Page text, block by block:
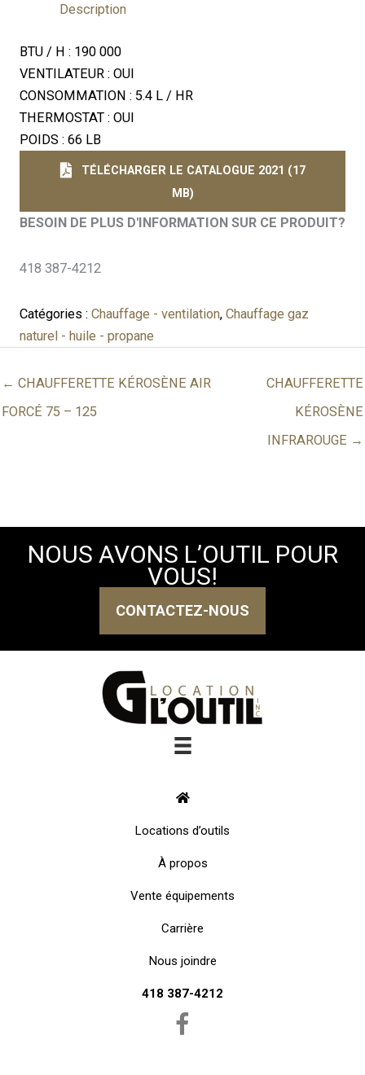
Description
BTU / H : 190 000
VENTILATEUR : OUI
CONSOMMATION : 5.4 L / HR
THERMOSTAT : OUI
POIDS : 66 LB
TÉLÉCHARGER LE CATALOGUE 2021 (17
MB)
BESOIN DE PLUS D'INFORMATION SUR CE PRODUIT?
418 387-4212
Catégories : Chauffage - ventilation, Chauffage gaz
naturel - huile - propane
← CHAUFFERETTE KÉROSÈNE AIR
FORCÉ 75 – 125
CHAUFFERETTE
KÉROSÈNE
INFRAROUGE →
NOUS AVONS L’OUTIL POUR
VOUS!
CONTACTEZ-NOUS
Locations d’outils
À propos
Vente équipements
Carrière
Nous joindre
418 387-4212